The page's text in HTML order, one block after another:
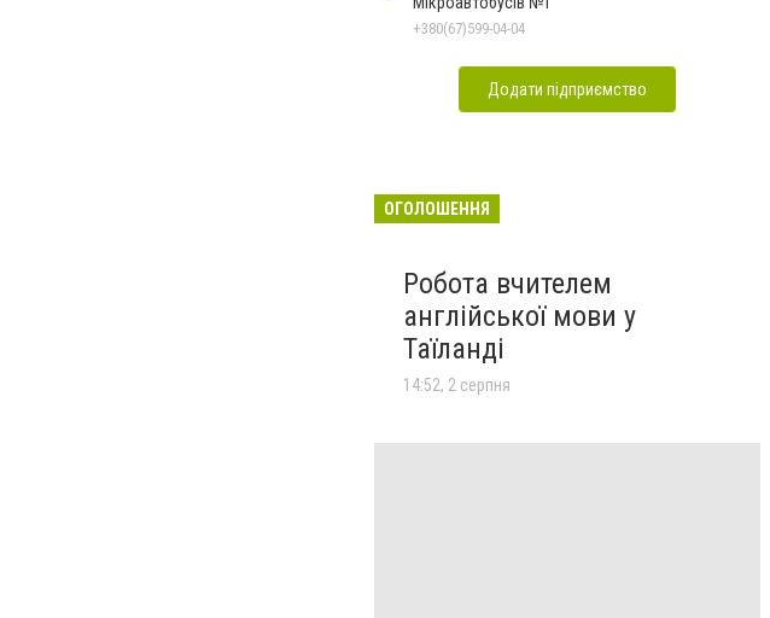
+380(67)599-04-04
Додати підприємство
ОГОЛОШЕННЯ
Робота вчителем
англійської мови у
Таїланді
14:52, 2 серпня